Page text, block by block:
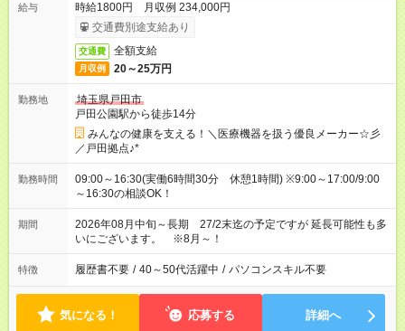
給与
時給1800円 月収例 234,000円
交通費別途支給あり
交通費 全額支給
月収例 20～25万円
勤務地
埼玉県戸田市
戸田公園駅から徒歩14分
みんなの健康を支える！＼医療機器を扱う優良メーカー☆彡
／戸田拠点♪*
勤務時間
09:00～16:30(実働6時間30分 休憩1時間) ※9:00～17:00/9:00
～16:30の相談OK！
期間
2026年08月中旬～長期 27/2末迄の予定ですが 延長可能性も多
いにございます。 ※8月～！
特徴 履歴書不要 / 40～50代活躍中 / パソコンスキル不要
気になる！ 応募する 詳細へ